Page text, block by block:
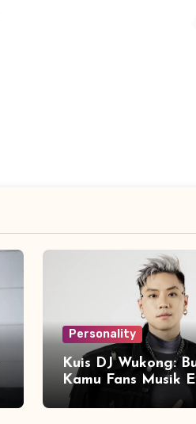
Personality
Kuis DJ Wukong:
Kamu Fans Musik
Sejati!